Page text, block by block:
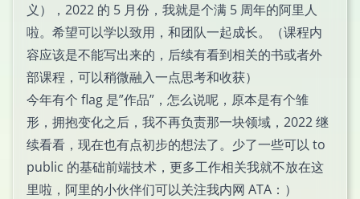
义），2022 的 5 月份，我就是个满 5 周年的阿里人
啦。希望可以学以致用，和团队一起成长。（课程内
容应该是不能写出来的，后续有看到相关的书或者外
部课程，可以稍微融入一点思考和收获）
今年有个 flag 是”作品”，怎么说呢，原本是有个雏
形，拥抱变化之后，我不再负责那一块领域，2022 继
续看看，现在也有点初步的想法了。少了一些可以 to
public 的基础前端技术，更多工作相关我就不放在这
里啦，阿里的小伙伴们可以关注我内网 ATA：）